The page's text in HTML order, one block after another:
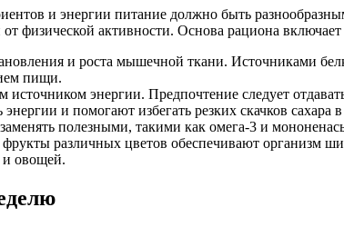
и энергии питание должно быть
физической активности. Основа рациона включает
и роста мышечной ткани. Источниками
пищи.
источником энергии. Предпочтение следует
и помогают избегать резких скачков сахара
полезными, такими как омега-3 и
различных цветов обеспечивают организм
и овощей.